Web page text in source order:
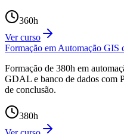
360h
Ver curso
Formação em Automação GIS
Formação de 380h em
GDAL e banco de dados com
de conclusão.
380h